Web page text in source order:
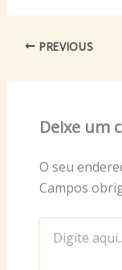
PREVIOUS
Deixe um
O seu
Campos
aqui...